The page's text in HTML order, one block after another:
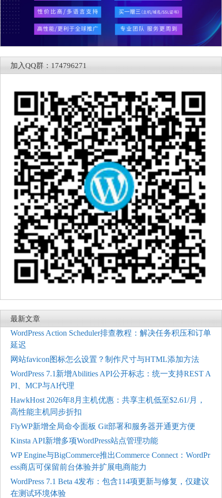
加入QQ群：174796271
最新文章
WordPress Action Scheduler排查教程：解决任务积压和订单
延迟
网站favicon图标怎么设置？制作尺寸与HTML添加方法
WordPress 7.1新增Abilities API公开标志：统一支持REST A
PI、MCP与AI代理
HawkHost 2026年8月主机优惠：共享主机低至$2.61/月，
高性能主机同步折扣
FlyWP新增全局命令面板 Git部署和服务器开通更方便
Kinsta API新增多项WordPress站点管理功能
WP Engine与BigCommerce推出Commerce Connect：WordPr
ess商店可保留前台体验并扩展电商能力
WordPress 7.1 Beta 4发布：包含114项更新与修复，仅建议
在测试环境体验